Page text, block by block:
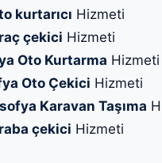
kurtarıcı Hizmeti
çekici Hizmeti
Oto Kurtarma Hizmeti
Oto Çekici Hizmeti
Karavan Taşıma
çekici Hizmeti